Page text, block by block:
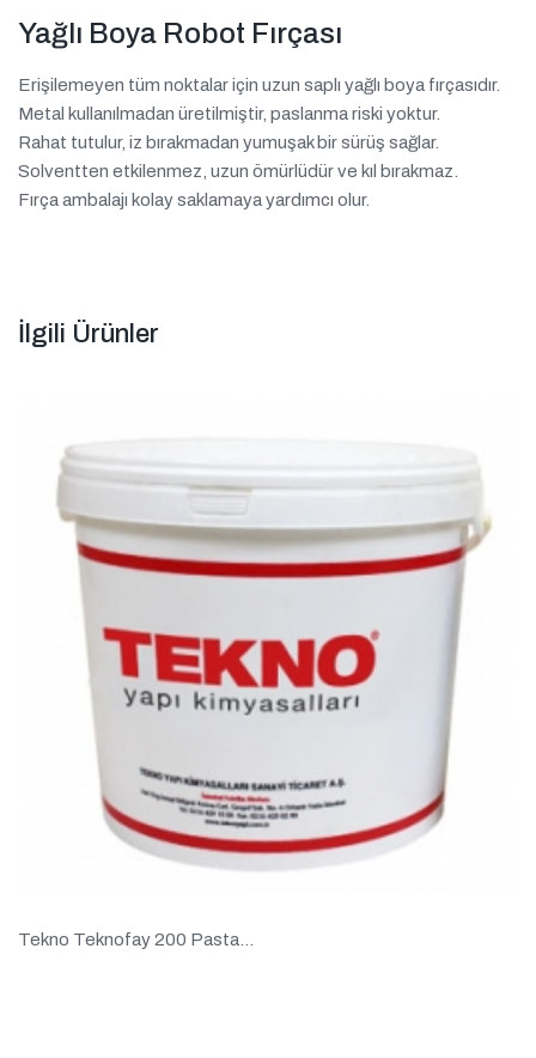
Yağlı Boya Robot Fırçası
Erişilemeyen tüm noktalar için uzun saplı yağlı boya fırçasıdır.
Metal kullanılmadan üretilmiştir, paslanma riski yoktur.
Rahat tutulur, iz bırakmadan yumuşak bir sürüş sağlar.
Solventten etkilenmez, uzun ömürlüdür ve kıl bırakmaz.
Fırça ambalajı kolay saklamaya yardımcı olur.
İlgili Ürünler
Tekno Teknofay 200 Pasta...